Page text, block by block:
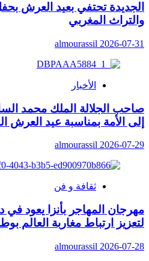
الجديدة تحتفي بعيد العرش
والتراث المغربي
almourassil 2026-07-31
الأخبار
صاحب الجلالة الملك محمد
إلى الأمة بمناسبة عيد العرش
almourassil 2026-07-29
ثقافة و فن
مهرجان المهاجر بأنزا يعود
لتعزيز ارتباط مغاربة العالم
almourassil 2026-07-28